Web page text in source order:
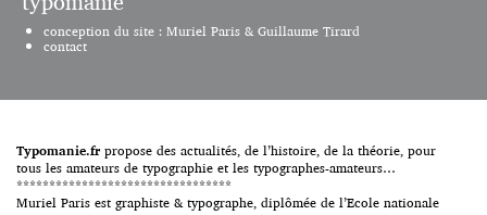
L’affiche typographique est une
création bien particulière.
Composée uniquement de texte,
premier, celui d’informer ; à
temps, une énigme, une
proposition de sens offerte à de
multiples
interprétations. L’affiche
conception du site : Muriel Paris & Guillaume Tirard
contact
Typomanie.fr propose des actualités, de l’histoire, de la théorie, pour
tous les amateurs de typographie et les typographes-amateurs…
*********************************
Muriel Paris est graphiste & typographe, diplômée de l’Ecole nationale